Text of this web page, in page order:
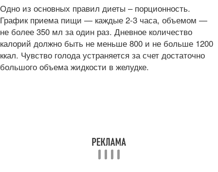
Одно из основных правил диеты – порционность.
График приема пищи — каждые 2-3 часа, объемом —
не более 350 мл за один раз. Дневное количество
калорий должно быть не меньше 800 и не больше 1200
ккал. Чувство голода устраняется за счет достаточно
большого объема жидкости в желудке.